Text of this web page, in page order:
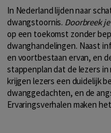
In Nederland lijden naar
dwangstoornis. Doorbreek
op een toekomst zonder
dwanghandelingen. Naast
en voortbestaan ervan, en
stappenplan dat de lezers
krijgen lezers een duidelijk
dwanggedachten, en de
Ervaringsverhalen maken